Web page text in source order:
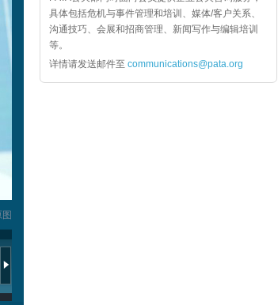
具体包括危机与事件管理和培训、媒体/客户关系、
沟通技巧、会展和招商管理、新闻写作与编辑培训
等。
详情请发送邮件至 communications@pata.org